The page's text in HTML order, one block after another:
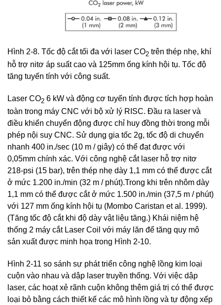
Hình 2-8. Tốc độ cắt tối đa với laser CO2 trên thép nhẹ, khí
hỗ trợ nitơ áp suất cao và 125mm ống kính hội tụ. Tốc độ
tăng tuyến tính với công suất.
Laser CO2 6 kW và động cơ tuyến tính được tích hợp hoàn
toàn trong máy CNC với bộ xử lý RISC. Đầu ra laser và
điều khiển chuyển động được chỉ huy đồng thời trong mỗi
phép nội suy CNC. Sử dụng gia tốc 2g, tốc độ di chuyển
nhanh 400 in./sec (10 m / giây) có thể đạt được với
0,05mm chính xác. Với công nghệ cắt laser hỗ trợ nitơ
218-psi (15 bar), trên thép nhẹ dày 1,1 mm có thể được cắt
ở mức 1.200 in./min (32 m / phút).Trong khi trên nhôm dày
1,1 mm có thể được cắt ở mức 1.500 in./min (37,5 m / phút)
với 127 mm ống kính hội tụ (Mombo Caristan et al. 1999).
(Tăng tốc độ cắt khi độ dày vật liệu tăng.) Khái niệm hệ
thống 2 máy cắt Laser Coil với máy lăn để tăng quy mô
sản xuất được minh họa trong Hình 2-10.
Hình 2-11 so sánh sự phát triển công nghệ lồng kim loại
cuộn vào nhau và dập laser truyền thống. Với việc dập
laser, các hoạt xẻ rãnh cuộn không thêm giá trị có thể được
loại bỏ bằng cách thiết kế các mô hình lồng và tự động xếp